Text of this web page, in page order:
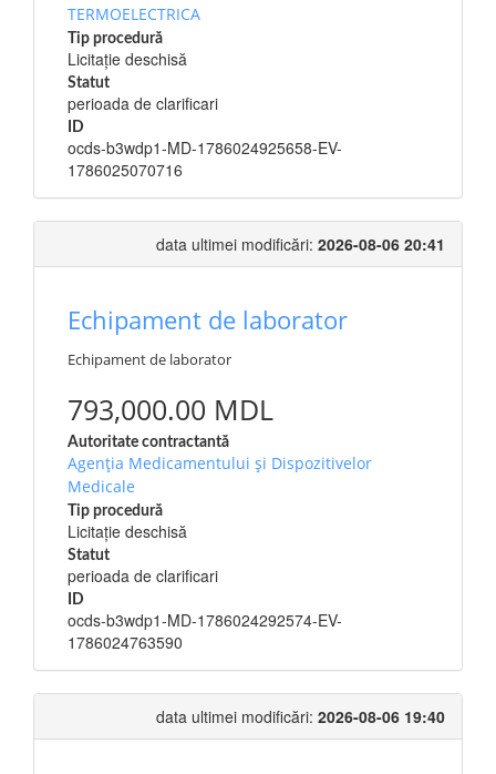
TERMOELECTRICA
Tip procedură
Licitație deschisă
Statut
perioada de clarificari
ID
ocds-b3wdp1-MD-1786024925658-EV-
1786025070716
data ultimei modificări: 2026-08-06 20:41
Echipament de laborator
Echipament de laborator
793,000.00 MDL
Autoritate contractantă
Agenția Medicamentului și Dispozitivelor
Medicale
Tip procedură
Licitație deschisă
Statut
perioada de clarificari
ID
ocds-b3wdp1-MD-1786024292574-EV-
1786024763590
data ultimei modificări: 2026-08-06 19:40